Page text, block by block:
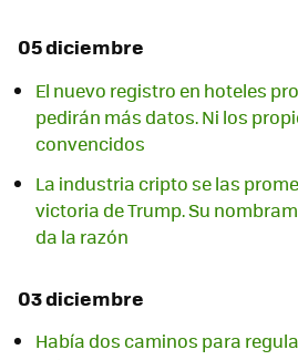
05 diciembre
El nuevo registro en hoteles
pedirán más datos. Ni los
convencidos
La industria cripto se las
victoria de Trump. Su
da la razón
03 diciembre
Había dos caminos para